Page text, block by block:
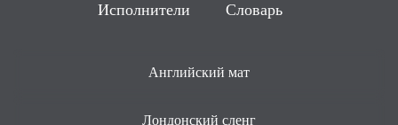
Исполнители Словарь
Английский мат
Лондонский сленг